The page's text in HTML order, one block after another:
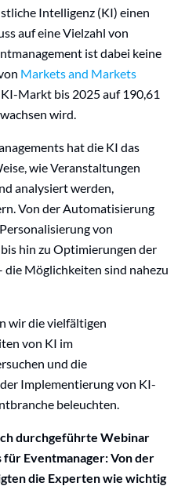
Intelligenz (KI) einen
auf eine Vielzahl von
ist dabei keine
Markets and Markets
Markt bis 2025 auf 190,61
wird.
hat die KI das
wie Veranstaltungen
analysiert werden,
Von der Automatisierung
von
hin zu Optimierungen der
Möglichkeiten sind nahezu
wir die vielfältigen
von KI im
und die
Implementierung von KI-
beleuchten.
durchgeführte Webinar
für Eventmanager: Von der
die Experten wie wichtig